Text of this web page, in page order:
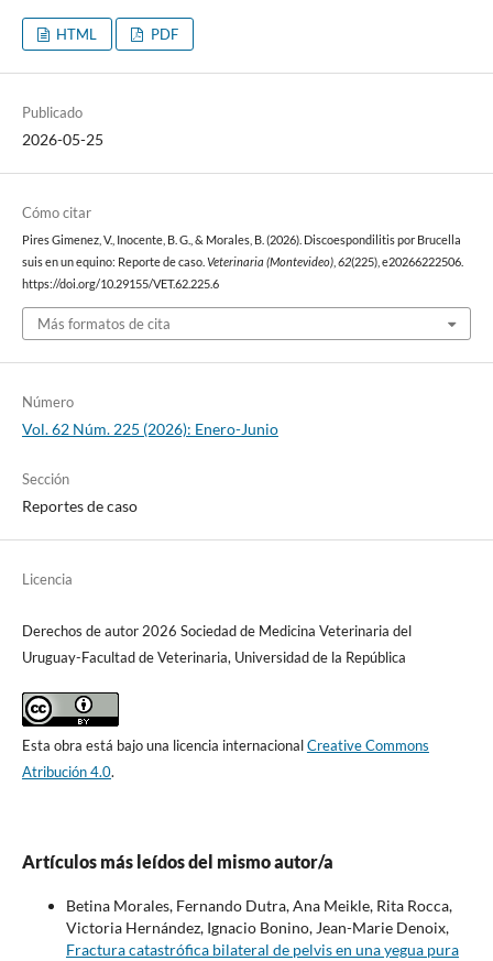
HTML PDF
Publicado
2026-05-25
Cómo citar
Pires Gimenez, V., Inocente, B. G., & Morales, B. (2026). Discoespondilitis por Brucella
suis en un equino: Reporte de caso.Veterinaria (Montevideo),62(225), e20266222506.
https://doi.org/10.29155/VET.62.225.6
Más formatos de cita
Número
Vol. 62 Núm. 225 (2026): Enero-Junio
Sección
Reportes de caso
Licencia
Derechos de autor 2026 Sociedad de Medicina Veterinaria del
Uruguay-Facultad de Veterinaria, Universidad de la República
Esta obra está bajo una licencia internacionalCreative Commons
Atribución 4.0.
Artículos más leídos del mismo autor/a
Betina Morales, Fernando Dutra, Ana Meikle, Rita Rocca,
Victoria Hernández, Ignacio Bonino, Jean-Marie Denoix,
Fractura catastrófica bilateral de pelvis en una yegua pura